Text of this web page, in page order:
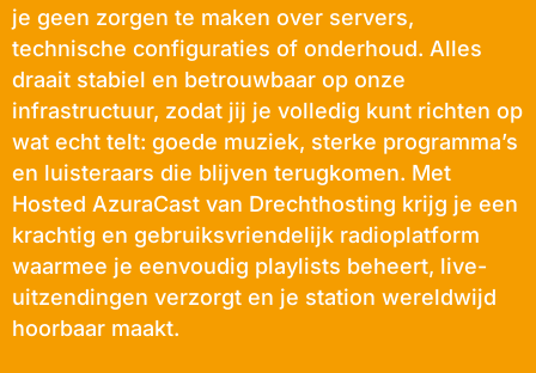
je geen zorgen te maken over servers,
technische configuraties of onderhoud. Alles
draait stabiel en betrouwbaar op onze
infrastructuur, zodat jij je volledig kunt richten op
wat echt telt: goede muziek, sterke programma’s
en luisteraars die blijven terugkomen. Met
Hosted AzuraCast van Drechthosting krijg je een
krachtig en gebruiksvriendelijk radioplatform
waarmee je eenvoudig playlists beheert, live-
uitzendingen verzorgt en je station wereldwijd
hoorbaar maakt.